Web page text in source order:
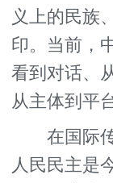
义上的民族
印。当前，
看到对话、
从主体到平
在国际传
人民民主是